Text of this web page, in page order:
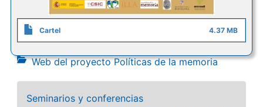
Cartel 4.37 MB
Web del proyecto Políticas de la memoria
Seminarios y conferencias